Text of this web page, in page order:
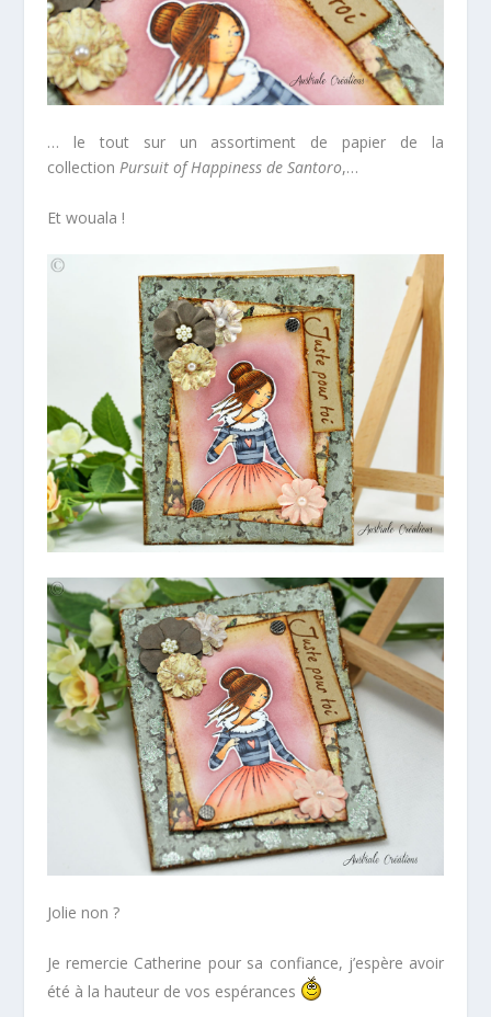
… le tout sur un assortiment de papier de la
collection Pursuit of Happiness de Santoro,…
Et wouala !
Jolie non ?
Je remercie Catherine pour sa confiance, j’espère avoir
été à la hauteur de vos espérances